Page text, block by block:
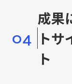
04
成果
トサ
ト